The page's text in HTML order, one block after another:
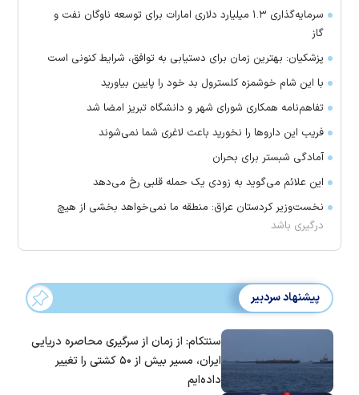
سرمایه‌گذاری ۱.۳ میلیارد دلاری امارات برای توسعه ناوگان نفت و
گاز
پزشکیان: بهترین زمان برای دستیابی به توافق، شرایط کنونی است
با این شام خوشمزه کلسترول بد خود را پایین بیاورید
تفاهم‌نامه همکاری شورای شهر و دانشگاه تبریز امضا شد
فریب این دارو‌ها را نخورید باعث لاغری شما نمی‌شوند
آمادگی شبستر برای بحران
این علائم می‌گوید به زودی یک حمله قلبی رخ می‌دهد
نخست‌وزیر کردستان عراق: منطقه ما نمی‌خواهد بخشی از هیچ
درگیری باشد
پیشنهاد سردبیر
سنتکام: از زمان از سرگیری محاصره دریایی
ایران، مسیر بیش از ۵۰ کشتی را تغییر
داده‌ایم